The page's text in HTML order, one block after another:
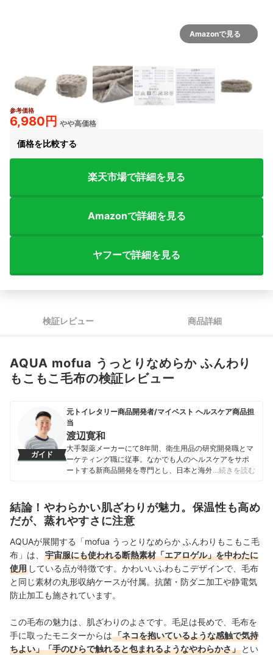
Amazonで見る
参考価格
6,980円 やや高価格
価格を比較する
楽天市場で詳細を見る
Amazonで詳細を見る
ヤフーで詳細を見る
検証レビュー 商品詳細
AQUA mofua うっとりなめらか ふんわり
もこもこ毛布の検証レビュー
ガイド
元トイレタリー商品開発者/マイベスト ヘルスケア商品担
当
渡辺寛和
大手製薬メーカーにて8年間、衛生用品の研究開発職とマ
ーケティング職に従事。なかでも人のヘルスケアをサポ
ートする新商品開発を専門とし、日本と海外を合わせて
品全般の比較検証を担当。「ユーザーが知りたいことを
適切な検証に基づきわかりやすく提供する」をモットー
に、日々の業務に取り組んでいる。
渡辺寛和のプロフィール
…続きを読む
結論！やわらかい肌ざわりが魅力。保温性も高め
だが、蒸れやすさに注意
AQUAが展開する「mofua うっとりなめらか ふんわりもこもこ毛
布」は、
宇宙服にも使われる断熱素材「エアロゲル」を中わたに
使用 している点が特徴です。かわいいふわもこデザインで、毛布
と同じ素材の丸形収納ケースが付属。抗菌・防ダニ加工や静電気
防止加工も施されています。
この毛布の魅力は、肌ざわりのよさです。毛足は長めで、毛布を
手に取ったモニターからは「ネコを抱いているような感触で気持
ちよい」「手のひらで触れると包まれるようなやわらかさ」 とい